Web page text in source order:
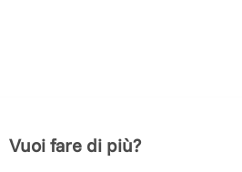
Settembre 2020, dalle 18.30,
Vuoi fare di più?